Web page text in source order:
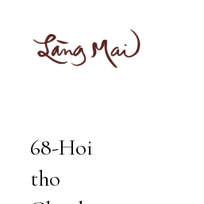
content
68-Hoi
tho